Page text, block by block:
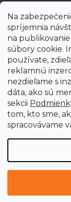
Na
spríjemnia
na
súbory cookie.
používate,
reklamnú
nezdieľame s
dáta, ako sú
sekcii
tom, kto sme,
spracovávame